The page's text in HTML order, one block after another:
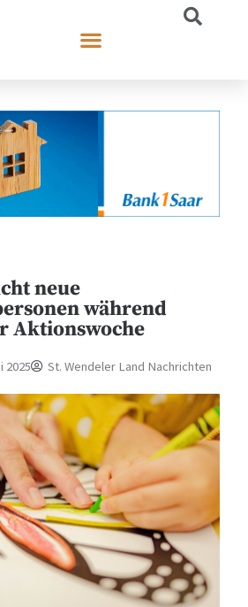
neue
während
Aktionswoche
2025 St. Wendeler Land Nachrichten